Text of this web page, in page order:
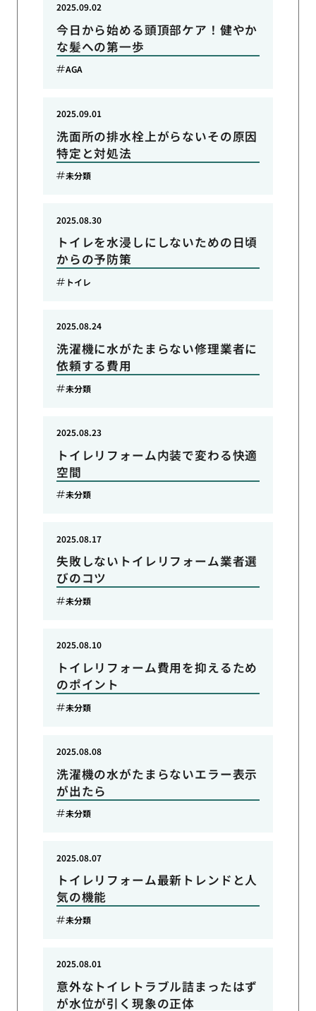
今日から始める頭頂部ケア！健やか
な髪への第一歩
2025.09.02
AGA
洗面所の排水栓上がらないその原因
特定と対処法
2025.09.01
未分類
トイレを水浸しにしないための日頃
からの予防策
2025.08.30
トイレ
洗濯機に水がたまらない修理業者に
依頼する費用
2025.08.24
未分類
トイレリフォーム内装で変わる快適
空間
2025.08.23
未分類
失敗しないトイレリフォーム業者選
びのコツ
2025.08.17
未分類
トイレリフォーム費用を抑えるため
のポイント
2025.08.10
未分類
洗濯機の水がたまらないエラー表示
が出たら
2025.08.08
未分類
トイレリフォーム最新トレンドと人
気の機能
2025.08.07
未分類
意外なトイレトラブル詰まったはず
が水位が引く現象の正体
2025.08.01